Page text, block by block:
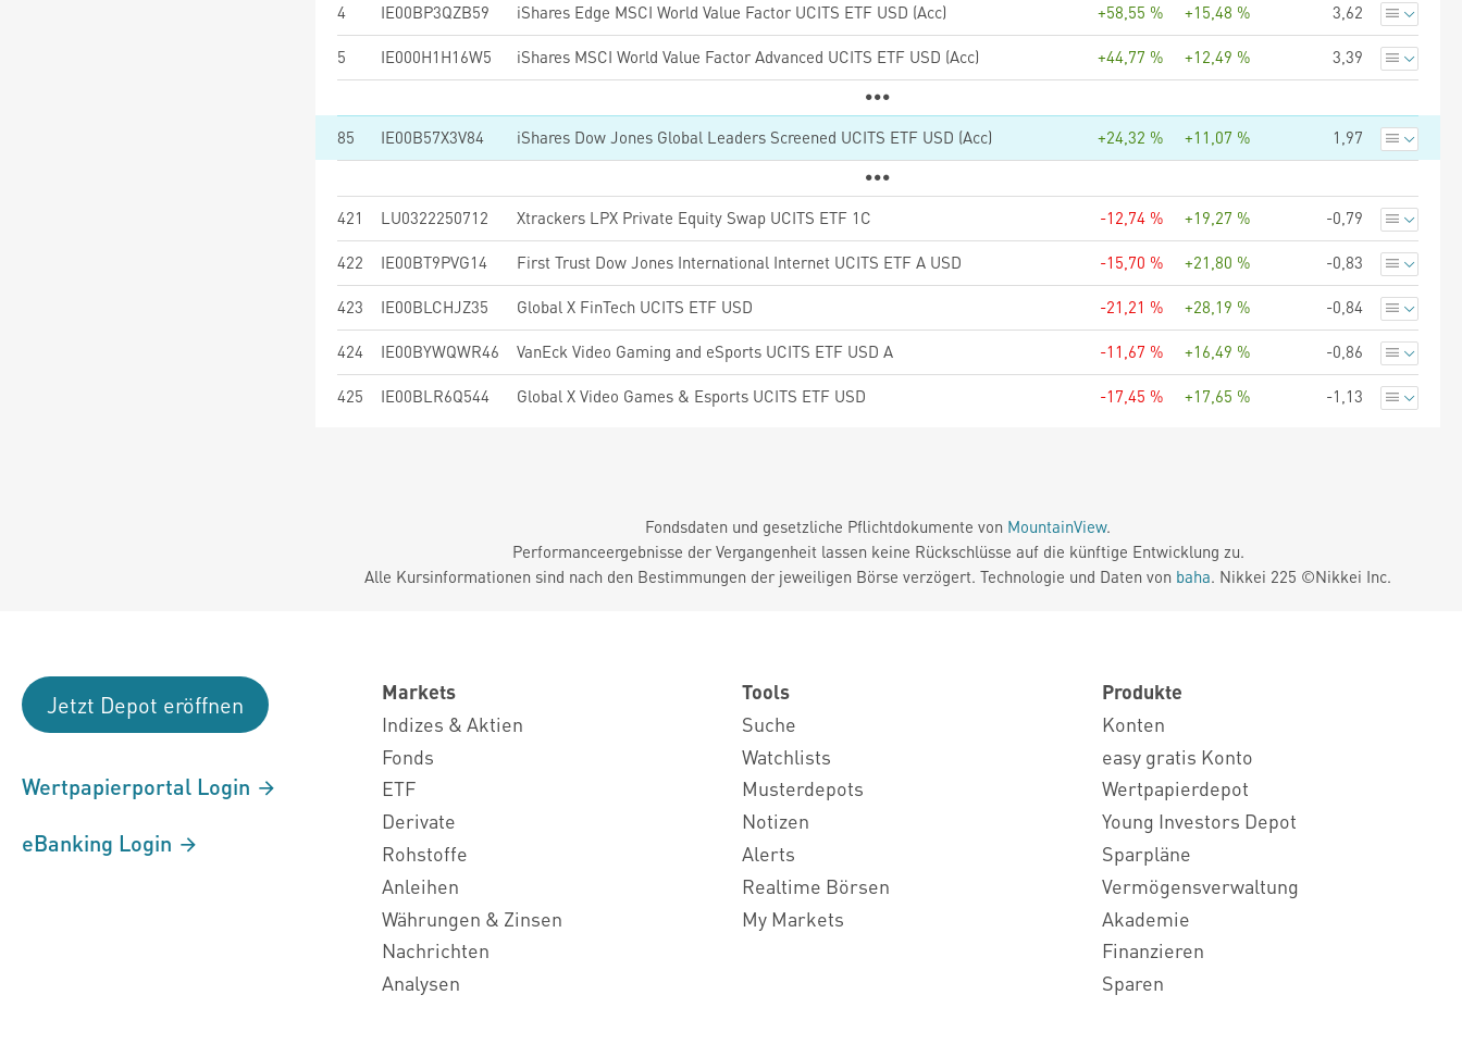
4 IE00BP3QZB59 iShares Edge MSCI World Value Factor UCITS ETF USD (Acc) +58,55 % +15,48 % 3,62
5 IE000H1H16W5 iShares MSCI World Value Factor Advanced UCITS ETF USD (Acc) +44,77 % +12,49 % 3,39
85 IE00B57X3V84 iShares Dow Jones Global Leaders Screened UCITS ETF USD (Acc) +24,32 % +11,07 % 1,97
421 LU0322250712 Xtrackers LPX Private Equity Swap UCITS ETF 1C -12,74 % +19,27 % -0,79
422 IE00BT9PVG14 First Trust Dow Jones International Internet UCITS ETF A USD -15,70 % +21,80 % -0,83
423 IE00BLCHJZ35 Global X FinTech UCITS ETF USD -21,21 % +28,19 % -0,84
424 IE00BYWQWR46 VanEck Video Gaming and eSports UCITS ETF USD A -11,67 % +16,49 % -0,86
425 IE00BLR6Q544 Global X Video Games & Esports UCITS ETF USD -17,45 % +17,65 % -1,13
Fondsdaten und gesetzliche Pflichtdokumente von MountainView.
Performanceergebnisse der Vergangenheit lassen keine Rückschlüsse auf die künftige Entwicklung zu.
Alle Kursinformationen sind nach den Bestimmungen der jeweiligen Börse verzögert. Technologie und Daten von baha. Nikkei 225 ©Nikkei Inc.
Jetzt Depot eröffnen
Wertpapierportal Login
eBanking Login
Markets
Indizes & Aktien
Fonds
ETF
Derivate
Rohstoffe
Anleihen
Währungen & Zinsen
Nachrichten
Analysen
Tools
Suche
Watchlists
Musterdepots
Notizen
Alerts
Realtime Börsen
My Markets
Produkte
Konten
easy gratis Konto
Wertpapierdepot
Young Investors Depot
Sparpläne
Vermögensverwaltung
Akademie
Finanzieren
Sparen